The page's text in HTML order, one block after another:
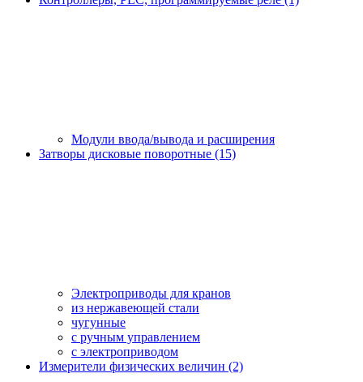
Модули ввода/вывода и расширения
Затворы дисковые поворотные (15)
Электроприводы для кранов
из нержавеющей стали
чугунные
с ручным управлением
c электроприводом
Измерители физических величин (2)